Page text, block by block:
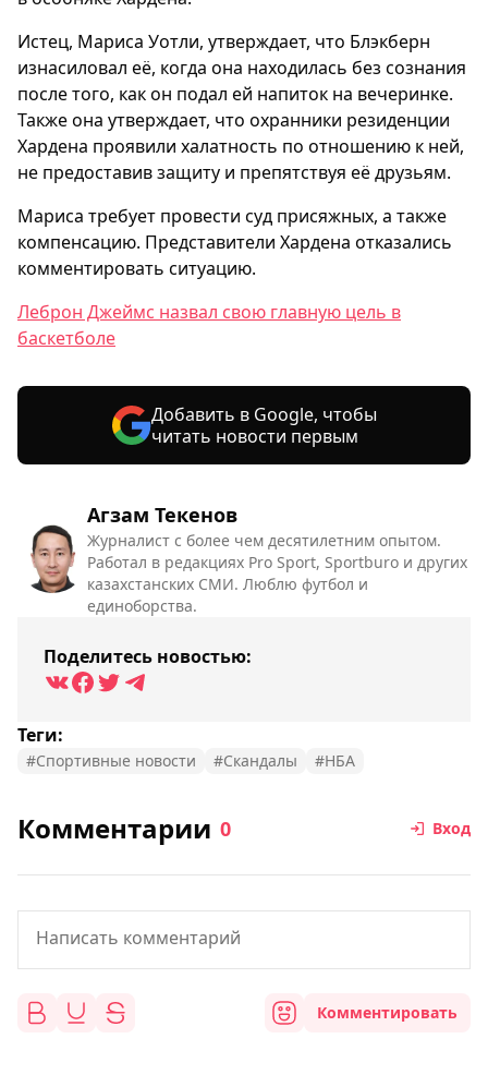
Агзам Текенов
Журналист с более чем десятилетним опытом.
Работал в редакциях Pro Sport, Sportburo и других
казахстанских СМИ. Люблю футбол и
единоборства.
Поделитесь новостью:
Теги:
#Спортивные новости #Скандалы #НБА
Истец, Мариса Уотли, утверждает, что Блэкберн
изнасиловал её, когда она находилась без сознания
после того, как он подал ей напиток на вечеринке.
Также она утверждает, что охранники резиденции
Хардена проявили халатность по отношению к ней,
не предоставив защиту и препятствуя её друзьям.
Мариса требует провести суд присяжных, а также
компенсацию. Представители Хардена отказались
комментировать ситуацию.
Леброн Джеймс назвал свою главную цель в
баскетболе
Добавить в Google, чтобы
читать новости первым
Комментарии 0 Вход
Комментировать